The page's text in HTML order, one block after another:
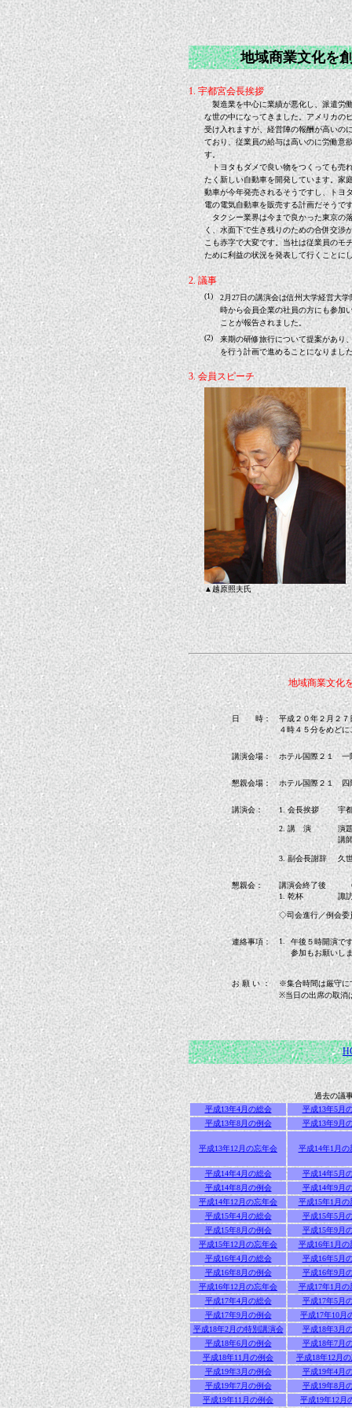
地域商業文化を
1. 宇都宮会長挨拶
製造業を中心に業績が悪化し、派遣労
な世の中になってきました。アメリカの
受け入れますが、経営陣の報酬が高いの
ており、従業員の給与は高いのに労働意
す。
トヨタもダメで良い物をつくっても売
たく新しい自動車を開発しています。家
動車が今年発売されるそうですし、トヨ
電の電気自動車を販売する計画だそうで
タクシー業界は今まで良かった東京の
く、水面下で生き残りのための合併交渉
こも赤字で大変です。当社は従業員のモ
ために利益の状況を発表して行くことに
2. 議事
(1)
2月27日の講演会は信州大学経営大
時から会員企業の社員の方にも参加
ことが報告されました。
(2)
来期の研修旅行について提案があり
を行う計画で進めることになりまし
3. 会員スピーチ
▲越原照夫氏
地域商業文化
日 時：
平成２０年２月
４時４５分をめど
講演会場： ホテル国際２１
懇親会場： ホテル国際２１
講演会： 1. 会長挨拶 宇
2. 講 演
演
講
3. 副会長謝辞 久
懇親会：
講演会終了後 ６
1. 乾杯
諏
◇司会進行／例会
連絡事項： 1.
午後５時開演で
参加もお願いし
お 願 い ：
※集合時間は厳守に
※当日の出席の取消
過去の議
平成13年4月の総会
平成13年5月
平成13年8月の例会
平成13年9月
平成13年12月の忘年会 平成14年1月の
平成14年4月の総会
平成14年5月
平成14年8月の例会
平成14年9月
平成14年12月の忘年会
平成15年1月の
平成15年4月の総会
平成15年5月
平成15年8月の例会
平成15年9月
平成15年12月の忘年会
平成16年1月の
平成16年4月の総会
平成16年5月
平成16年8月の例会
平成16年9月
平成16年12月の忘年会
平成17年1月の
平成17年4月の総会
平成17年5月
平成17年9月の例会
平成17年10月
平成18年2月の特別講演会
平成18年3月
平成18年6月の例会
平成18年7月
平成18年11月の例会
平成18年12月
平成19年3月の例会
平成19年4月
平成19年7月の例会
平成19年8月
平成19年11月の例会
平成19年12月